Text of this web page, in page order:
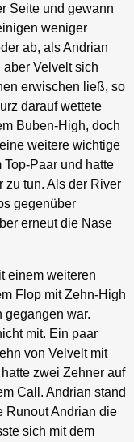
Seite und gewann
weniger
ab, als Andrian
Velvelt sich
erwischen ließ, so
darauf wettete
Buben-High, doch
weitere wichtige
Paar und hatte
zu tun. Als der River
gegenüber
erneut die Nase
einem weiteren
Flop mit Zehn-High
gegangen war.
mit. Ein paar
von Velvelt mit
zwei Zehner auf
Call. Andrian stand
Runout Andrian die
sich mit dem